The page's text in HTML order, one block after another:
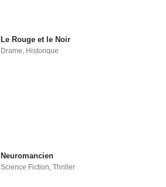
Le Rouge et le Noir
Drame, Historique
Neuromancien
Science Fiction ,Thriller